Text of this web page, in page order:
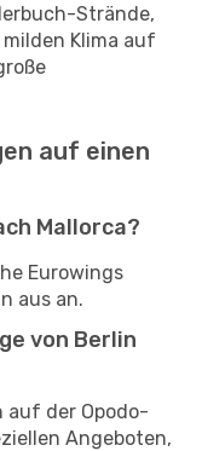
Strände,
Klima auf
auf einen
Mallorca?
Eurowings
aus an.
von Berlin
auf der Opodo-
Angeboten,